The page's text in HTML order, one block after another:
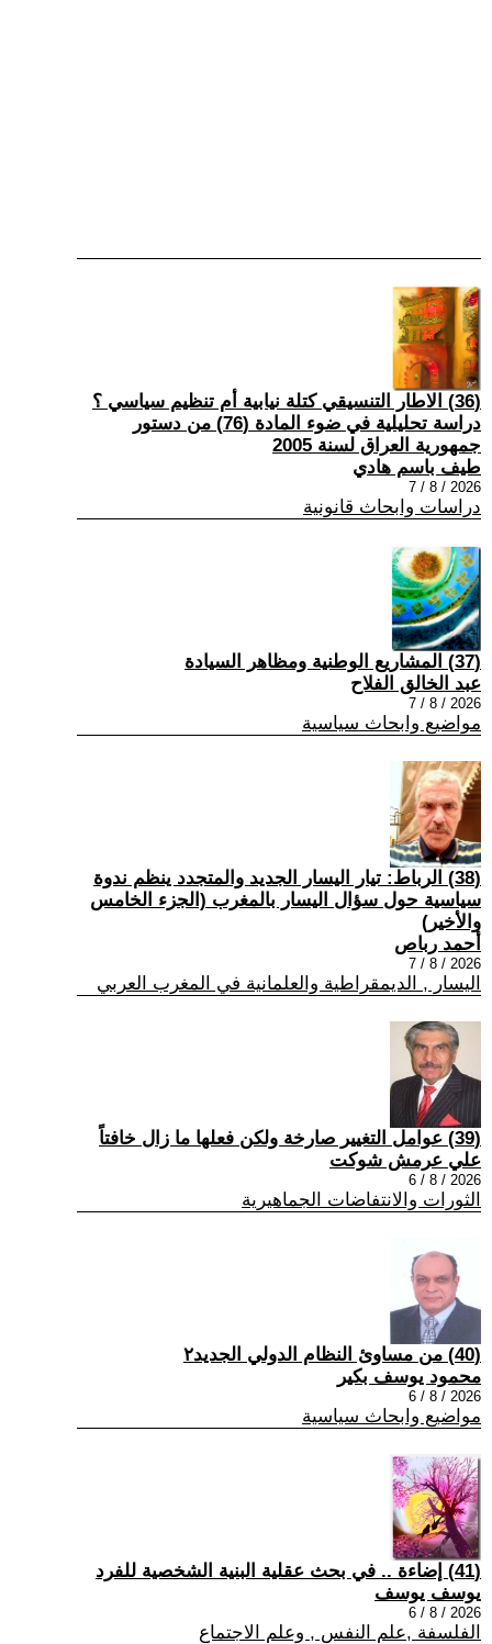
(36) الاطار التنسيقي كتلة نيابية أم تنظيم سياسي ؟
دراسة تحليلية في ضوء المادة (76) من دستور
جمهورية العراق لسنة 2005
طيف باسم هادي
2026 / 8 / 7
دراسات وابحاث قانونية
(37) المشاريع الوطنية ومظاهر السيادة
عبد الخالق الفلاح
2026 / 8 / 7
مواضيع وابحاث سياسية
(38) الرباط: تيار اليسار الجديد والمتجدد ينظم ندوة
سياسية حول سؤال اليسار بالمغرب (الجزء الخامس
والأخير)
أحمد رباص
2026 / 8 / 7
اليسار , الديمقراطية والعلمانية في المغرب العربي
(39) عوامل التغيير صارخة ولكن فعلها ما زال خافتاً
علي عرمش شوكت
2026 / 8 / 6
الثورات والانتفاضات الجماهيرية
(40) من مساوئ النظام الدولي الجديد٢
محمود يوسف بكير
2026 / 8 / 6
مواضيع وابحاث سياسية
(41) إضاءة .. في بحث عقلية البنية الشخصية للفرد
يوسف يوسف
2026 / 8 / 6
الفلسفة ,علم النفس , وعلم الاجتماع